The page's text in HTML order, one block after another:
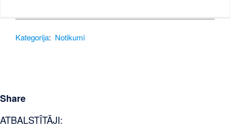
Kategorija: Notikumi
Share
ATBALSTĪTĀJI: